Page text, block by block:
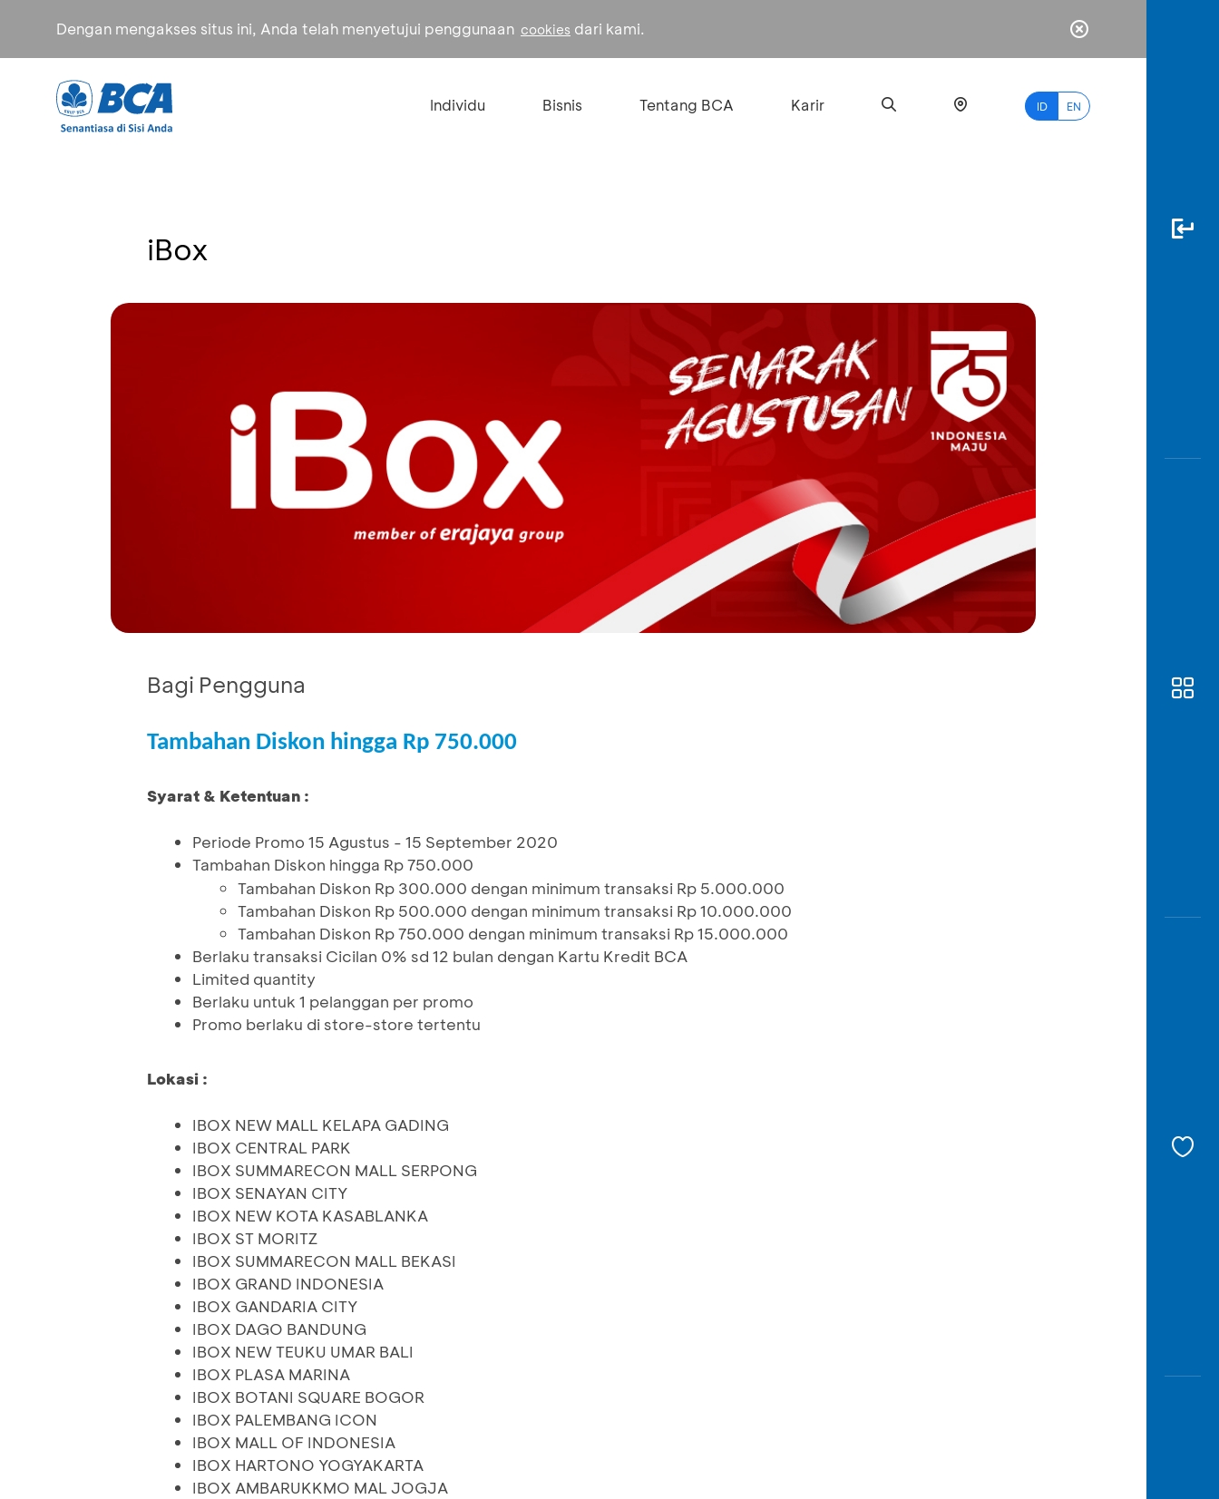
Dengan mengakses situs ini, Anda telah menyetujui penggunaan cookies dari kami.
Individu Bisnis Tentang BCA Karir ID EN
iBox
Bagi Pengguna
Tambahan Diskon hingga Rp 750.000
Syarat & Ketentuan :
Periode Promo 15 Agustus - 15 September 2020
Tambahan Diskon hingga Rp 750.000
Tambahan Diskon Rp 300.000 dengan minimum transaksi Rp 5.000.000
Tambahan Diskon Rp 500.000 dengan minimum transaksi Rp 10.000.000
Tambahan Diskon Rp 750.000 dengan minimum transaksi Rp 15.000.000
Berlaku transaksi Cicilan 0% sd 12 bulan dengan Kartu Kredit BCA
Limited quantity
Berlaku untuk 1 pelanggan per promo
Promo berlaku di store-store tertentu
Lokasi :
IBOX NEW MALL KELAPA GADING
IBOX CENTRAL PARK
IBOX SUMMARECON MALL SERPONG
IBOX SENAYAN CITY
IBOX NEW KOTA KASABLANKA
IBOX ST MORITZ
IBOX SUMMARECON MALL BEKASI
IBOX GRAND INDONESIA
IBOX GANDARIA CITY
IBOX DAGO BANDUNG
IBOX NEW TEUKU UMAR BALI
IBOX PLASA MARINA
IBOX BOTANI SQUARE BOGOR
IBOX PALEMBANG ICON
IBOX MALL OF INDONESIA
IBOX HARTONO YOGYAKARTA
IBOX AMBARUKKMO MAL JOGJA